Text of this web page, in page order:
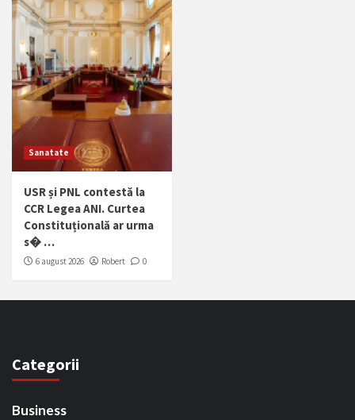
Sanatate
USR și PNL contestă la
CCR Legea ANI. Curtea
Constituțională ar urma
s� …
6 august 2026 Robert 0
Categorii
Business